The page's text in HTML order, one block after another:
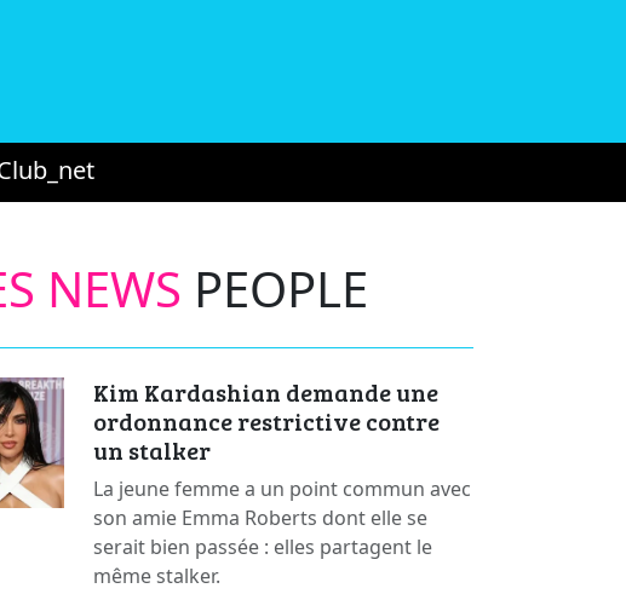
NEWS PEOPLE
Kim Kardashian demande une
ordonnance restrictive contre
un stalker
La jeune femme a un point commun avec
son amie Emma Roberts dont elle se
serait bien passée : elles partagent le
même stalker.